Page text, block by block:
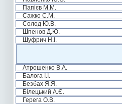
Папієв М.М.
Сажко С.М.
Солод Ю.В.
Шпенов Д.Ю.
Шуфрич Н.І.
Атрошенко В.А.
Балога І.І.
Безбах Я.Я.
Білецький А.Є.
Герега О.В.